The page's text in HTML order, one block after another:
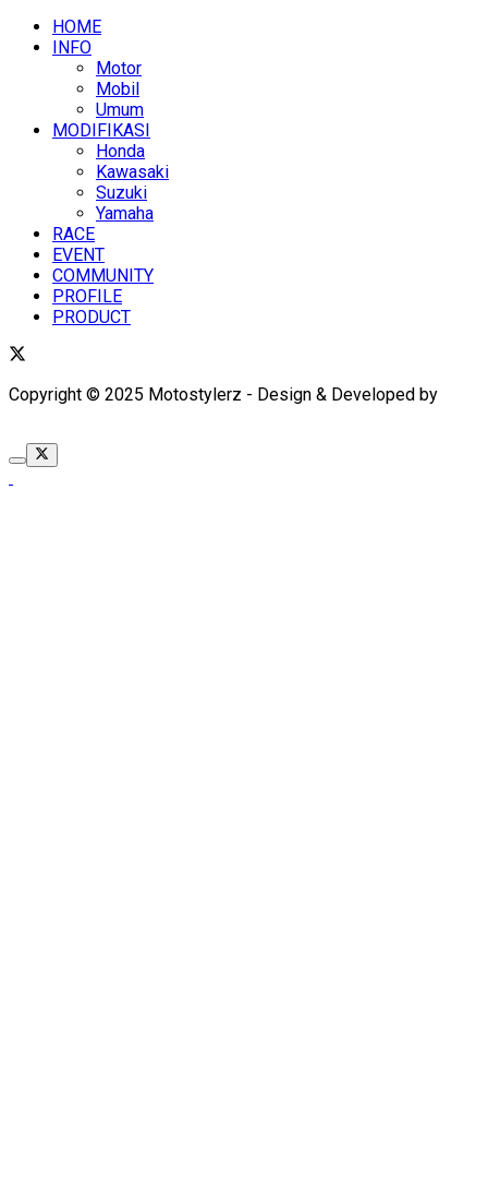
HOME
INFO
Motor
Mobil
Umum
MODIFIKASI
Honda
Kawasaki
Suzuki
Yamaha
RACE
EVENT
COMMUNITY
PROFILE
PRODUCT
Copyright © 2025 Motostylerz - Design & Developed by